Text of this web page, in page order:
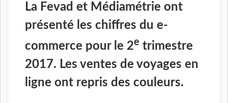
La Fevad et Médiamétrie ont
présenté les chiffres du e-
commerce pour le 2e trimestre
2017. Les ventes de voyages en
ligne ont repris des couleurs.